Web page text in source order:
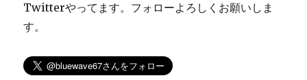
Twitterやってます。フォローよろしくお願いしま
す。